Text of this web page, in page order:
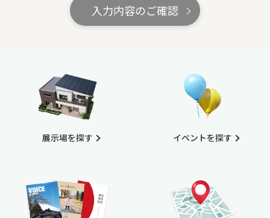
入力内容のご確認
展示場を探す イベントを探す